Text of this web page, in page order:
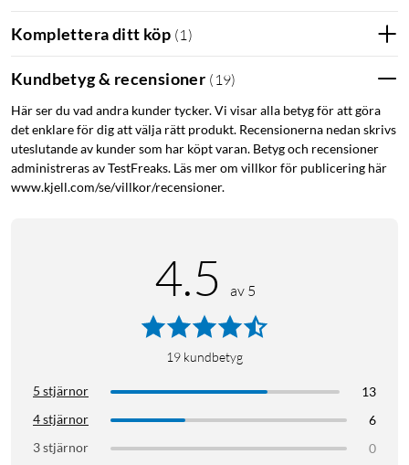
Komplettera ditt köp (1 )
Kundbetyg & recensioner ( 19)
Här ser du vad andra kunder tycker. Vi visar alla betyg för att göra
det enklare för dig att välja rätt produkt. Recensionerna nedan skrivs
uteslutande av kunder som har köpt varan. Betyg och recensioner
administreras av TestFreaks. Läs mer om villkor för publicering här
www.kjell.com/se/villkor/recensioner.
4.5 av 5
19 kundbetyg
5 stjärnor
13
4 stjärnor
6
3 stjärnor
0